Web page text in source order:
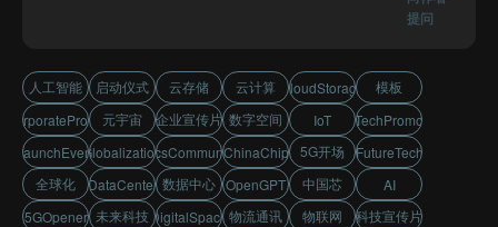
提问
人工智能 启动仪式 云存储 云计算 CloudStorage
模板
CorporatePromo元宇宙 企业宣传片 数字空间 IoT
TechPromo
LaunchEventGlobalization
LogisticsCommunication
ChinaChip 5G开场
FutureTech
全球化
DataCenter 数据中心 OpenGPT 中国芯
AI
5GOpener 未来科技 DigitalSpace 物流通讯 物联网 科技宣传片